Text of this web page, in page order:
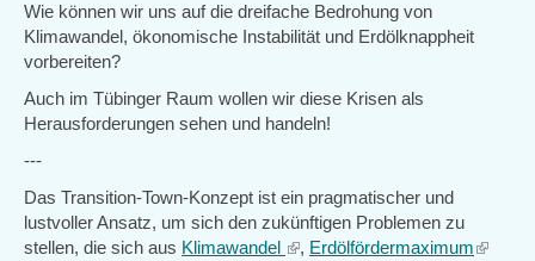
Wie können wir uns auf die dreifache Bedrohung von
Klimawandel, ökonomische Instabilität und Erdölknappheit
vorbereiten?
Auch im Tübinger Raum wollen wir diese Krisen als
Herausforderungen sehen und handeln!
---
Das Transition-Town-Konzept ist ein pragmatischer und
lustvoller Ansatz, um sich den zukünftigen Problemen zu
stellen, die sich aus Klimawandel (link
, Erdölfördermaximum(link